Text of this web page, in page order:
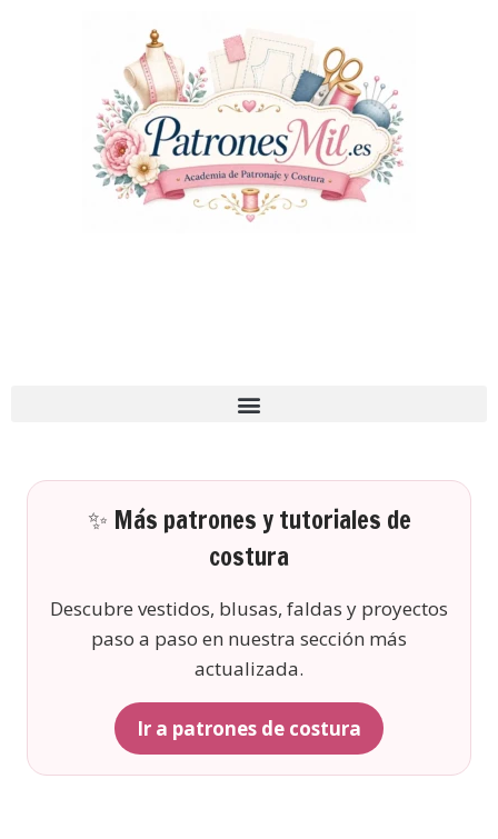
✨ Más patrones y tutoriales de
costura
Descubre vestidos, blusas, faldas y proyectos
paso a paso en nuestra sección más
actualizada.
Ir a patrones de costura